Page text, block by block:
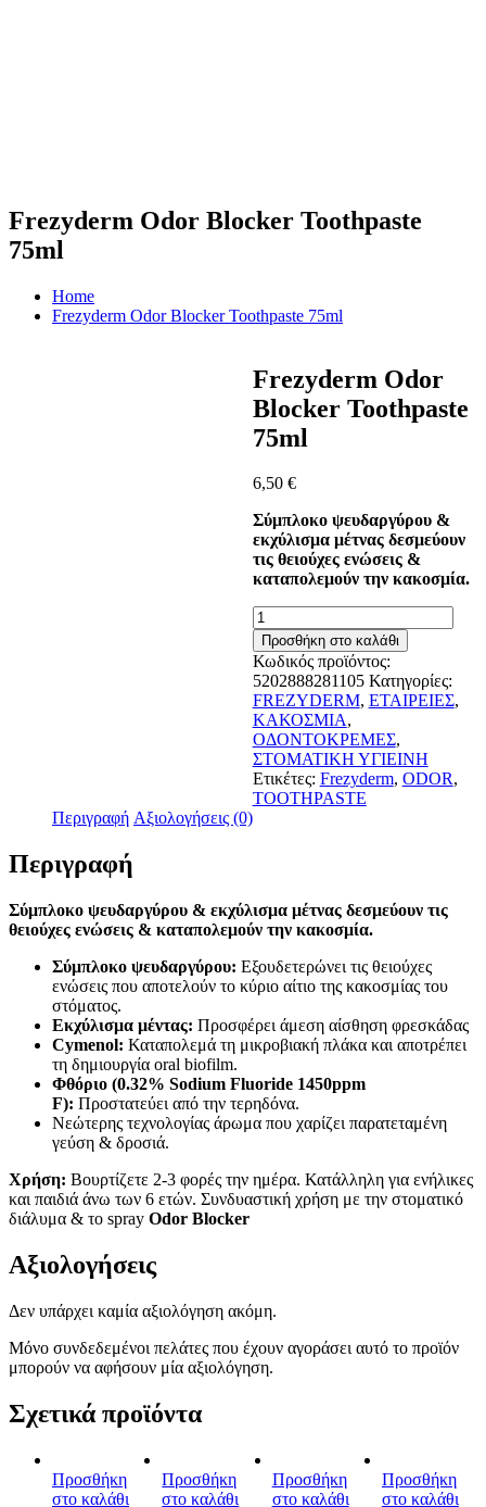
Frezyderm Odor Blocker Toothpaste
75ml
Home
Frezyderm Odor Blocker Toothpaste 75ml
Frezyderm Odor
Blocker Toothpaste
75ml
6,50 €
Σύμπλοκο ψευδαργύρου &
εκχύλισμα μέτνας δεσμεύουν
τις θειούχες ενώσεις &
καταπολεμούν την κακοσμία.
Frezyderm
Odor
Blocker
Toothpaste
75ml
ποσότητα
Προσθήκη στο καλάθι
Κωδικός προϊόντος:
5202888281105 Κατηγορίες:
FREZYDERM, ΕΤΑΙΡΕΙΕΣ,
ΚΑΚΟΣΜΙΑ,
ΟΔΟΝΤΟΚΡΕΜΕΣ,
ΣΤΟΜΑΤΙΚΗ ΥΓΙΕΙΝΗ
Ετικέτες: Frezyderm, ODOR,
TOOTHPASTE
Περιγραφή Αξιολογήσεις (0)
Περιγραφή
Σύμπλοκο ψευδαργύρου & εκχύλισμα μέτνας δεσμεύουν τις
θειούχες ενώσεις & καταπολεμούν την κακοσμία.
Σύμπλοκο ψευδαργύρου: Εξουδετερώνει τις θειούχες
ενώσεις που αποτελούν το κύριο αίτιο της κακοσμίας του
στόματος.
Εκχύλισμα μέντας: Προσφέρει άμεση αίσθηση φρεσκάδας
Cymenol: Καταπολεμά τη μικροβιακή πλάκα και αποτρέπει
τη δημιουργία oral biofilm.
Φθόριο (0.32% Sodium Fluoride 1450ppm
F): Προστατεύει από την τερηδόνα.
Νεώτερης τεχνολογίας άρωμα που χαρίζει παρατεταμένη
γεύση & δροσιά.
Χρήση: Βουρτίζετε 2-3 φορές την ημέρα. Κατάλληλη για ενήλικες
και παιδιά άνω των 6 ετών. Συνδυαστική χρήση με την στοματικό
διάλυμα & το spray Odor Blocker
Αξιολογήσεις
Δεν υπάρχει καμία αξιολόγηση ακόμη.
Μόνο συνδεδεμένοι πελάτες που έχουν αγοράσει αυτό το προϊόν
μπορούν να αφήσουν μία αξιολόγηση.
Σχετικά προϊόντα
Προσθήκη
στο καλάθι
Προσθήκη
στο καλάθι
Προσθήκη
στο καλάθι
Προσθήκη
στο καλάθι